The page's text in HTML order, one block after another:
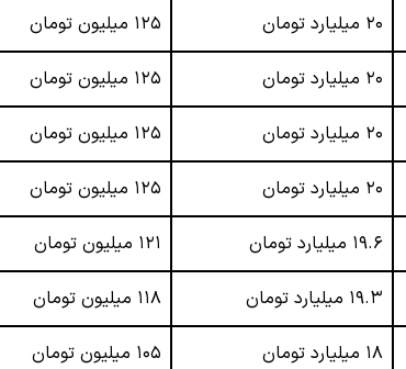
۲۰ میلیارد تومان ۱۲۵ میلیون تومان
۲۰ میلیارد تومان ۱۲۵ میلیون تومان
۲۰ میلیارد تومان ۱۲۵ میلیون تومان
۲۰ میلیارد تومان ۱۲۵ میلیون تومان
۱۹.۶ میلیارد تومان ۱۲۱ میلیون تومان
۱۹.۳ میلیارد تومان ۱۱۸ میلیون تومان
۱۸ میلیارد تومان ۱۰۵ میلیون تومان